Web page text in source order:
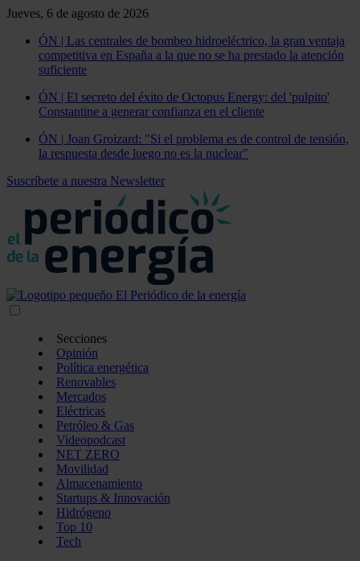
Jueves, 6 de agosto de 2026
ÓN | Las centrales de bombeo hidroeléctrico, la gran ventaja
competitiva en España a la que no se ha prestado la atención
suficiente
ÓN | El secreto del éxito de Octopus Energy: del 'pulpito'
Constantine a generar confianza en el cliente
ÓN | Joan Groizard: "Si el problema es de control de tensión,
la respuesta desde luego no es la nuclear"
Suscríbete a nuestra Newsletter
Secciones
Opinión
Política energética
Renovables
Mercados
Eléctricas
Petróleo & Gas
Videopodcast
NET ZERO
Movilidad
Almacenamiento
Startups & Innovación
Hidrógeno
Top 10
Tech